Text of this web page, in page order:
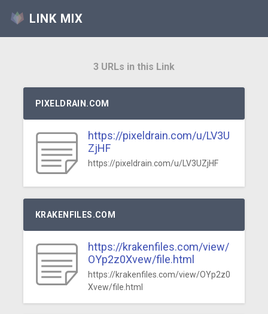
LINK MIX
3 URLs in this Link
PIXELDRAIN.COM
https://pixeldrain.com/u/LV3U
ZjHF
https://pixeldrain.com/u/LV3UZjHF
KRAKENFILES.COM
https://krakenfiles.com/view/
OYp2z0Xvew/file.html
https://krakenfiles.com/view/OYp2z0
Xvew/file.html